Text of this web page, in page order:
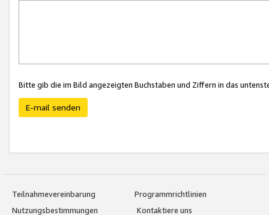
Bitte gib die im Bild angezeigten Buchstaben und Ziffern in das
E-mail senden
Teilnahmevereinbarung
Programmrichtlinien
Nutzungsbestimmungen
Kontaktiere uns